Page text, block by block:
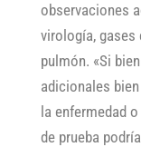
observaciones
virología, gases
pulmón. «Si
adicionales
la enfermedad
de prueba